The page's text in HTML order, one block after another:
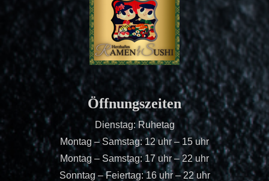
Öffnungszeiten
Dienstag: Ruhetag
Montag – Samstag: 12 uhr – 15 uhr
Montag – Samstag: 17 uhr – 22 uhr
Sonntag – Feiertag: 16 uhr – 22 uhr